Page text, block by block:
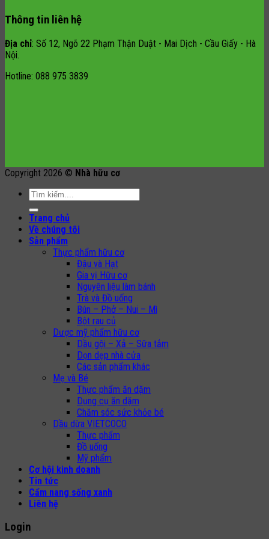
Thông tin liên hệ
Địa chỉ: Số 12, Ngõ 22 Phạm Thận Duật - Mai Dịch - Cầu Giấy - Hà
Nội.
Hotline: 088 975 3839
Copyright 2026 © Nhà hữu cơ
Search
for:
Trang chủ
Về chúng tôi
Sản phẩm
Thực phẩm hữu cơ
Đậu và Hạt
Gia vị Hữu cơ
Nguyên liệu làm bánh
Trà và Đồ uống
Bún – Phở – Nui – Mì
Bột rau củ
Dược mỹ phẩm hữu cơ
Dầu gội – Xả – Sữa tắm
Dọn dẹp nhà cửa
Các sản phẩm khác
Mẹ và Bé
Thực phẩm ăn dặm
Dụng cụ ăn dặm
Chăm sóc sức khỏe bé
Dầu dừa VIETCOCO
Thực phẩm
Đồ uống
Mỹ phẩm
Cơ hội kinh doanh
Tin tức
Cẩm nang sống xanh
Liên hệ
Login